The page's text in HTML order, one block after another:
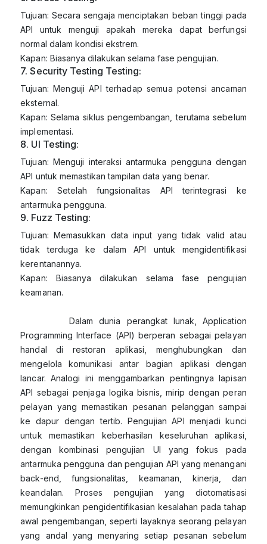
Tujuan: Secara sengaja menciptakan beban tinggi pada
API untuk menguji apakah mereka dapat berfungsi
normal dalam kondisi ekstrem.
Kapan: Biasanya dilakukan selama fase pengujian.
7. Security Testing Testing:
Tujuan: Menguji API terhadap semua potensi ancaman
eksternal.
Kapan: Selama siklus pengembangan, terutama sebelum
implementasi.
8. UI Testing:
Tujuan: Menguji interaksi antarmuka pengguna dengan
API untuk memastikan tampilan data yang benar.
Kapan: Setelah fungsionalitas API terintegrasi ke
antarmuka pengguna.
9. Fuzz Testing:
Tujuan: Memasukkan data input yang tidak valid atau
tidak terduga ke dalam API untuk mengidentifikasi
kerentanannya.
Kapan: Biasanya dilakukan selama fase pengujian
keamanan.
Dalam dunia perangkat lunak, Application
Programming Interface (API) berperan sebagai pelayan
handal di restoran aplikasi, menghubungkan dan
mengelola komunikasi antar bagian aplikasi dengan
lancar. Analogi ini menggambarkan pentingnya lapisan
API sebagai penjaga logika bisnis, mirip dengan peran
pelayan yang memastikan pesanan pelanggan sampai
ke dapur dengan tertib. Pengujian API menjadi kunci
untuk memastikan keberhasilan keseluruhan aplikasi,
dengan kombinasi pengujian UI yang fokus pada
antarmuka pengguna dan pengujian API yang menangani
back-end, fungsionalitas, keamanan, kinerja, dan
keandalan. Proses pengujian yang diotomatisasi
memungkinkan pengidentifikasian kesalahan pada tahap
awal pengembangan, seperti layaknya seorang pelayan
yang andal yang menyaring setiap pesanan sebelum